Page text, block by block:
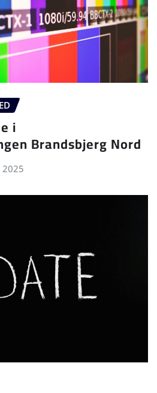
i
Brandsbjerg Nord